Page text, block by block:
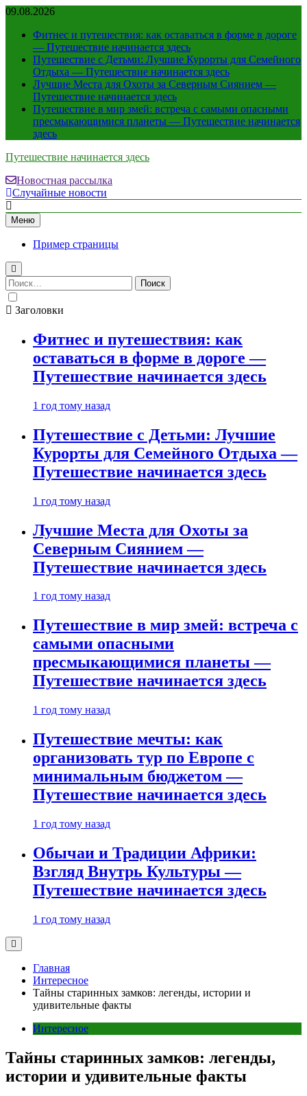
Перейти
содержимому
09.08.2026
Фитнес и путешествия: как оставаться в форме в дороге
— Путешествие начинается здесь
Путешествие с Детьми: Лучшие Курорты для Семейного
Отдыха — Путешествие начинается здесь
Лучшие Места для Охоты за Северным Сиянием —
Путешествие начинается здесь
Путешествие в мир змей: встреча с самыми опасными
пресмыкающимися планеты — Путешествие начинается
здесь
Путешествие начинается здесь
Новостная рассылка
Случайные новости
Меню
Пример страницы
Найти:
Заголовки
Фитнес и путешествия: как
оставаться в форме в дороге —
Путешествие начинается здесь
1 год тому назад
Путешествие с Детьми: Лучшие
Курорты для Семейного Отдыха —
Путешествие начинается здесь
1 год тому назад
Лучшие Места для Охоты за
Северным Сиянием —
Путешествие начинается здесь
1 год тому назад
Путешествие в мир змей: встреча с
самыми опасными
пресмыкающимися планеты —
Путешествие начинается здесь
1 год тому назад
Путешествие мечты: как
организовать тур по Европе с
минимальным бюджетом —
Путешествие начинается здесь
1 год тому назад
Обычаи и Традиции Африки:
Взгляд Внутрь Культуры —
Путешествие начинается здесь
1 год тому назад
Главная
Интересное
Тайны старинных замков: легенды, истории и
удивительные факты
Интересное
Тайны старинных замков: легенды,
истории и удивительные факты